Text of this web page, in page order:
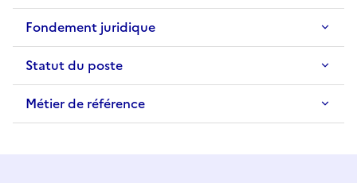
Fondement juridique
Statut du poste
Métier de référence